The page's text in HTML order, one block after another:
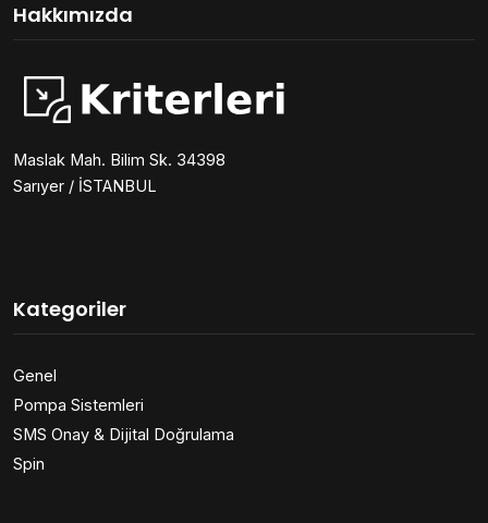
Hakkımızda
Maslak Mah. Bilim Sk. 34398
Sarıyer / İSTANBUL
Kategoriler
Genel
Pompa Sistemleri
SMS Onay & Dijital Doğrulama
Spin